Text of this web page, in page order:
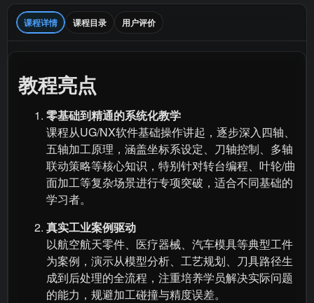
课程详情 课程目录 用户评价
教程亮点
零基础到精通的系统化教学
课程从UG/NX软件基础操作讲起，逐步深入四轴、
五轴加工原理，涵盖坐标系设定、刀轴控制、多轴
联动策略等核心知识，特别针对转台编程、叶轮/曲
面加工等复杂场景进行专项突破，适合不同基础的
学习者。
真实工业案例驱动
以航空航天零件、医疗器械、汽车模具等典型工件
为案例，演示从模型分析、工艺规划、刀具路径生
成到后处理的全流程，注重培养学员解决实际问题
的能力，规避加工碰撞与精度误差。